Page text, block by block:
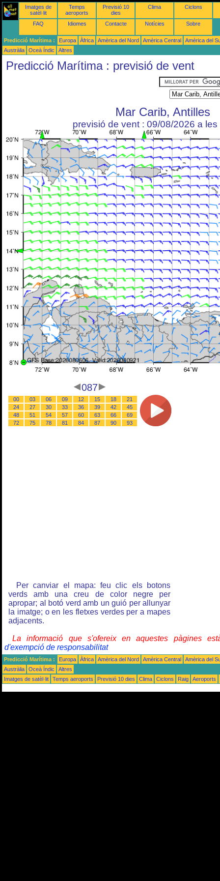
Imatges de
satèl·lit
Temps
aeroports
Previsió 10
dies
Clima Ciclons
FAQ Idiomes Contacte Notícies Sobre
Predicció Marítima : Europa Àfrica Amèrica del Nord Amèrica Central
Amèrica del
Austràlia
Oceà Índic Altres
Predicció Marítima : previsió de vent
Mar Carib, Antilles
previsió de vent : 09/08/2026 a les
087
00 03 06 09 12 15 18
21
24
27 30 33 36 39 42
45
48
51 54 57 60 63 66
69
72
75 78 81 84 87 90 93
Per canviar el mapa: feu clic els botons
verds amb una creu de color negre per
apropar; al botó verd amb un guió per allunyar
la imatge; o en les fletxes verdes per a mapes
adjacents.
La informació que s'ofereix en aquestes pàgines
d'exempció de responsabilitat
Predicció Marítima : Europa Àfrica Amèrica del Nord Amèrica Central
Amèrica del
Austràlia
Oceà Índic
Altres
Imatges de satèl·lit
Temps aeroports Previsió 10 dies Clima Ciclons Raig Aeroports